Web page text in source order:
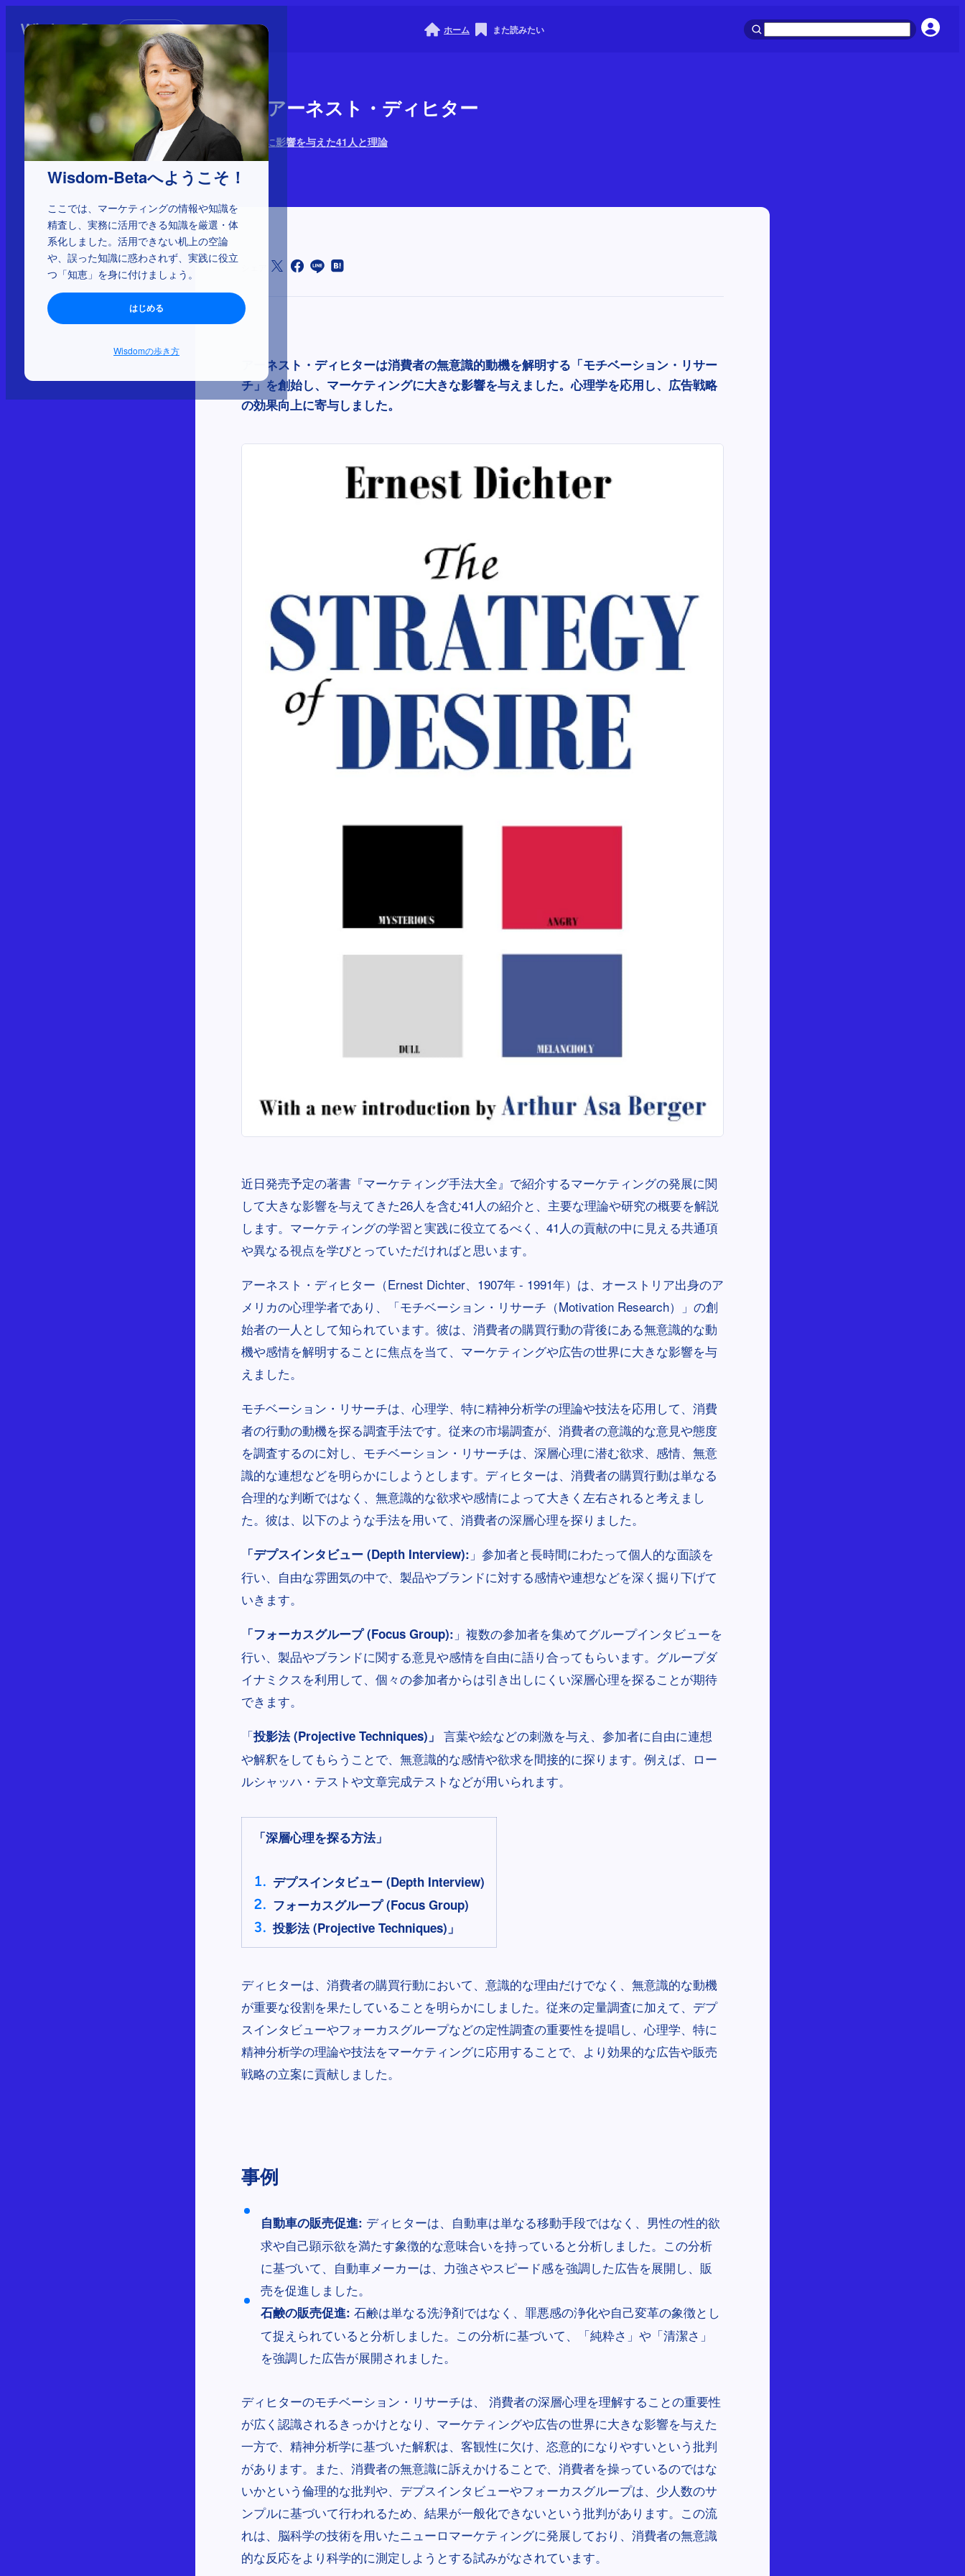
Wisdom-Betaへようこそ！
ここでは、マーケティングの情報や知識を
精査し、実務に活用できる知識を厳選・体
系化しました。活用できない机上の空論
や、誤った知識に惑わされず、実践に役立
つ「知恵」を身に付けましょう。
はじめる
Wisdomの歩き方
初めての方へ ホーム また読みたい
1-4-26：アーネスト・ディヒター
マーケティングに影響を与えた41人と理論
2025年3月3日
アーネスト・ディヒターは消費者の無意識的動機を解明する「モチベーション・リサー
チ」を創始し、マーケティングに大きな影響を与えました。心理学を応用し、広告戦略
の効果向上に寄与しました。
近日発売予定の著書『マーケティング手法大全』で紹介するマーケティングの発展に関
して大きな影響を与えてきた26人を含む41人の紹介と、主要な理論や研究の概要を解説
します。マーケティングの学習と実践に役立てるべく、41人の貢献の中に見える共通項
や異なる視点を学びとっていただければと思います。
アーネスト・ディヒター（Ernest Dichter、1907年 - 1991年）は、オーストリア出身のア
メリカの心理学者であり、「モチベーション・リサーチ（Motivation Research）」の創
始者の一人として知られています。彼は、消費者の購買行動の背後にある無意識的な動
機や感情を解明することに焦点を当て、マーケティングや広告の世界に大きな影響を与
えました。
モチベーション・リサーチは、心理学、特に精神分析学の理論や技法を応用して、消費
者の行動の動機を探る調査手法です。従来の市場調査が、消費者の意識的な意見や態度
を調査するのに対し、モチベーション・リサーチは、深層心理に潜む欲求、感情、無意
識的な連想などを明らかにしようとします。ディヒターは、消費者の購買行動は単なる
合理的な判断ではなく、無意識的な欲求や感情によって大きく左右されると考えまし
た。彼は、以下のような手法を用いて、消費者の深層心理を探りました。
「デプスインタビュー (Depth Interview): 」参加者と長時間にわたって個人的な面談を
行い、自由な雰囲気の中で、製品やブランドに対する感情や連想などを深く掘り下げて
いきます。
「フォーカスグループ (Focus Group): 」複数の参加者を集めてグループインタビューを
行い、製品やブランドに関する意見や感情を自由に語り合ってもらいます。グループダ
イナミクスを利用して、個々の参加者からは引き出しにくい深層心理を探ることが期待
できます。
「投影法 (Projective Techniques)」 言葉や絵などの刺激を与え、参加者に自由に連想
や解釈をしてもらうことで、無意識的な感情や欲求を間接的に探ります。例えば、ロー
ルシャッハ・テストや文章完成テストなどが用いられます。
「深層心理を探る方法」
デプスインタビュー (Depth Interview)
フォーカスグループ (Focus Group)
投影法 (Projective Techniques)」
ディヒターは、消費者の購買行動において、意識的な理由だけでなく、無意識的な動機
が重要な役割を果たしていることを明らかにしました。従来の定量調査に加えて、デプ
スインタビューやフォーカスグループなどの定性調査の重要性を提唱し、心理学、特に
精神分析学の理論や技法をマーケティングに応用することで、より効果的な広告や販売
戦略の立案に貢献しました。
事例
自動車の販売促進: ディヒターは、自動車は単なる移動手段ではなく、男性の性的欲
求や自己顕示欲を満たす象徴的な意味合いを持っていると分析しました。この分析
に基づいて、自動車メーカーは、力強さやスピード感を強調した広告を展開し、販
売を促進しました。
石鹸の販売促進: 石鹸は単なる洗浄剤ではなく、罪悪感の浄化や自己変革の象徴とし
て捉えられていると分析しました。この分析に基づいて、「純粋さ」や「清潔さ」
を強調した広告が展開されました。
ディヒターのモチベーション・リサーチは、 消費者の深層心理を理解することの重要性
が広く認識されるきっかけとなり、マーケティングや広告の世界に大きな影響を与えた
一方で、精神分析学に基づいた解釈は、客観性に欠け、恣意的になりやすいという批判
があります。また、消費者の無意識に訴えかけることで、消費者を操っているのではな
いかという倫理的な批判や、デプスインタビューやフォーカスグループは、少人数のサ
ンプルに基づいて行われるため、結果が一般化できないという批判があります。この流
れは、脳科学の技術を用いたニューロマーケティングに発展しており、消費者の無意識
的な反応をより科学的に測定しようとする試みがなされています。